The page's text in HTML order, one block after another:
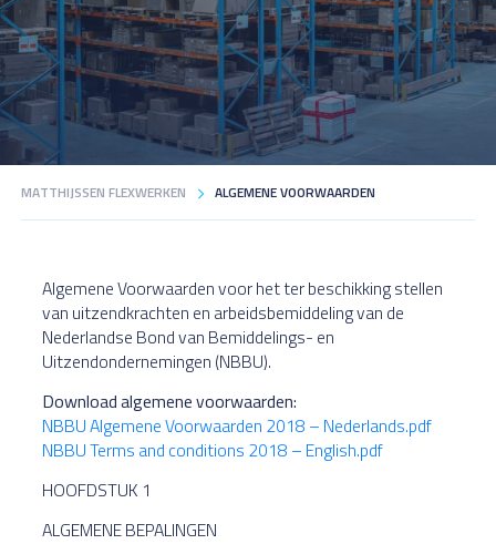
MATTHIJSSEN FLEXWERKEN ALGEMENE VOORWAARDEN
Algemene Voorwaarden voor het ter beschikking stellen
van uitzendkrachten en arbeidsbemiddeling van de
Nederlandse Bond van Bemiddelings- en
Uitzendondernemingen (NBBU).
Download algemene voorwaarden:
NBBU Algemene Voorwaarden 2018 – Nederlands.pdf
NBBU Terms and conditions 2018 – English.pdf
HOOFDSTUK 1
ALGEMENE BEPALINGEN